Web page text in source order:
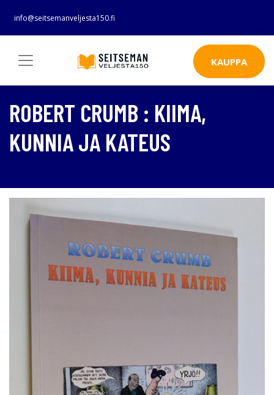
info@seitsemanveljesta150.fi
KAUPPA
ROBERT CRUMB : KIIMA,
KUNNIA JA KATEUS